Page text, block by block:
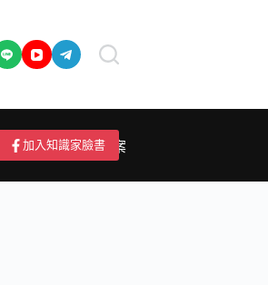
成為作者/投稿/提案
加入知識家臉書